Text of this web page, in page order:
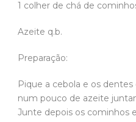
1 colher de chá de
Azeite q.b.
Preparação:
Pique a cebola e os
num pouco de azeite
Junte depois os cominhos